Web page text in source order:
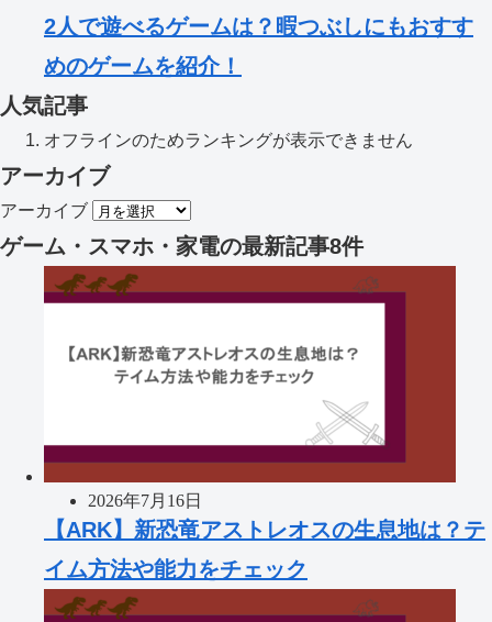
2人で遊べるゲームは？暇つぶしにもおすす
めのゲームを紹介！
人気記事
オフラインのためランキングが表示できません
アーカイブ
アーカイブ
ゲーム・スマホ・家電の最新記事8件
2026年7月16日
【ARK】新恐竜アストレオスの生息地は？テ
イム方法や能力をチェック